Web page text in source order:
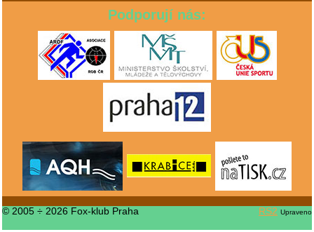
Podporují nás:
© 2005 ÷ 2026 Fox-klub Praha RS2 Upraveno